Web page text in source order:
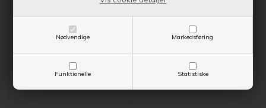
Nødvendige Markedsføring
Funktionelle Statistiske
Bådtrailer
Bådtrailer